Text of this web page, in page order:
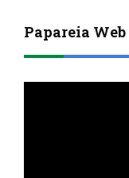
Papareia Web